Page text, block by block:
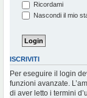
Ricordami
Nascondi il mio
ISCRIVITI
Per eseguire il login
funzioni avanzate.
di aver letto i termini